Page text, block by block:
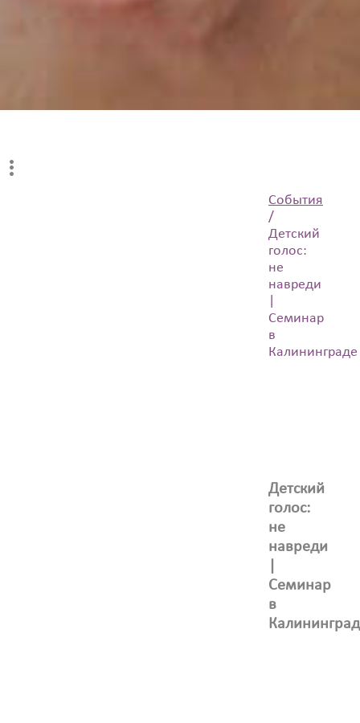
События
/
Детский
голос:
не
навреди
Семинар
в
Калининграде
Детский
голос:
не
навреди
Семинар
в